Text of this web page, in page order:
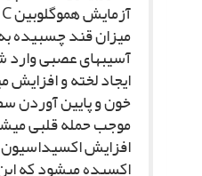
میزان قند چسبیده
آسیب‏هاى عصبى وارد
ایجاد لخته و
موجب حمله قلبى